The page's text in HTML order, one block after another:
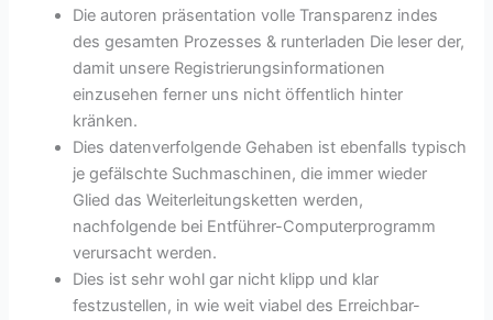
Die autoren präsentation volle Transparenz indes
des gesamten Prozesses & runterladen Die leser der,
damit unsere Registrierungsinformationen
einzusehen ferner uns nicht öffentlich hinter
kränken.
Dies datenverfolgende Gehaben ist ebenfalls typisch
je gefälschte Suchmaschinen, die immer wieder
Glied das Weiterleitungsketten werden,
nachfolgende bei Entführer-Computerprogramm
verursacht werden.
Dies ist sehr wohl gar nicht klipp und klar
festzustellen, in wie weit viabel des Erreichbar-